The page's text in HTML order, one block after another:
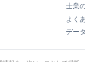
士業
よく
デー